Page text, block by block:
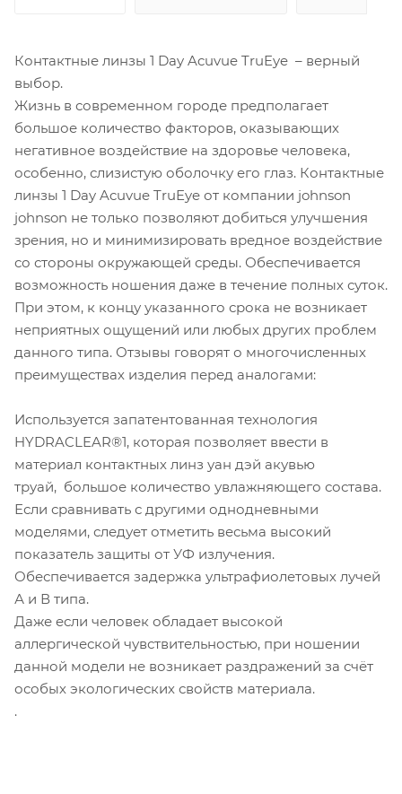
Контактные линзы 1 Day Acuvue TruEye – верный
выбор.
Жизнь в современном городе предполагает
большое количество факторов, оказывающих
негативное воздействие на здоровье человека,
особенно, слизистую оболочку его глаз. Контактные
линзы 1 Day Acuvue TruEye от компании johnson
johnson не только позволяют добиться улучшения
зрения, но и минимизировать вредное воздействие
со стороны окружающей среды. Обеспечивается
возможность ношения даже в течение полных суток.
При этом, к концу указанного срока не возникает
неприятных ощущений или любых других проблем
данного типа. Отзывы говорят о многочисленных
преимуществах изделия перед аналогами:
Используется запатентованная технология
HYDRACLEAR®1, которая позволяет ввести в
материал контактных линз уан дэй акувью
труай, большое количество увлажняющего состава.
Если сравнивать с другими однодневными
моделями, следует отметить весьма высокий
показатель защиты от УФ излучения.
Обеспечивается задержка ультрафиолетовых лучей
А и В типа.
Даже если человек обладает высокой
аллергической чувствительностью, при ношении
данной модели не возникает раздражений за счёт
особых экологических свойств материала.
.